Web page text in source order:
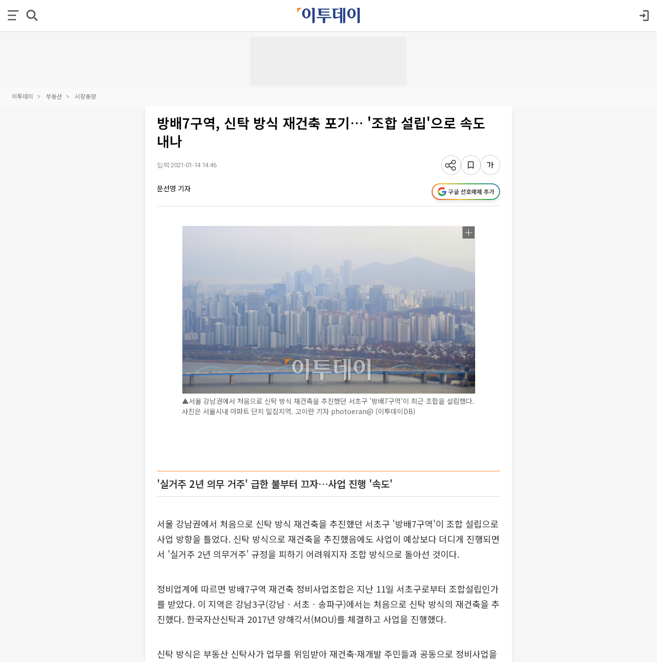
이투데이 부동산 시장동향
방배7구역, 신탁 방식 재건축 포기… '조합 설립'으로 속도
내나
입력 2021-01-14 14:46
문선영 기자 구글 선호매체 추가
▲서울 강남권에서 처음으로 신탁 방식 재건축을 추진했던 서초구 '방배7구역'이 최근 조합을 설립했다.
사진은 서울시내 아파트 단지 밀집지역. 고이란 기자 photoeran@ (이투데이DB)
'실거주 2년 의무 거주' 급한 불부터 끄자…사업 진행 '속도'
서울 강남권에서 처음으로 신탁 방식 재건축을 추진했던 서초구 '방배7구역'이 조합 설립으로
사업 방향을 틀었다. 신탁 방식으로 재건축을 추진했음에도 사업이 예상보다 더디게 진행되면
서 '실거주 2년 의무거주' 규정을 피하기 어려워지자 조합 방식으로 돌아선 것이다.
정비업계에 따르면 방배7구역 재건축 정비사업조합은 지난 11일 서초구로부터 조합설립인가
를 받았다. 이 지역은 강남3구(강남ㆍ서초ㆍ송파구)에서는 처음으로 신탁 방식의 재건축을 추
진했다. 한국자산신탁과 2017년 양해각서(MOU)를 체결하고 사업을 진행했다.
신탁 방식은 부동산 신탁사가 업무를 위임받아 재건축·재개발 주민들과 공동으로 정비사업을